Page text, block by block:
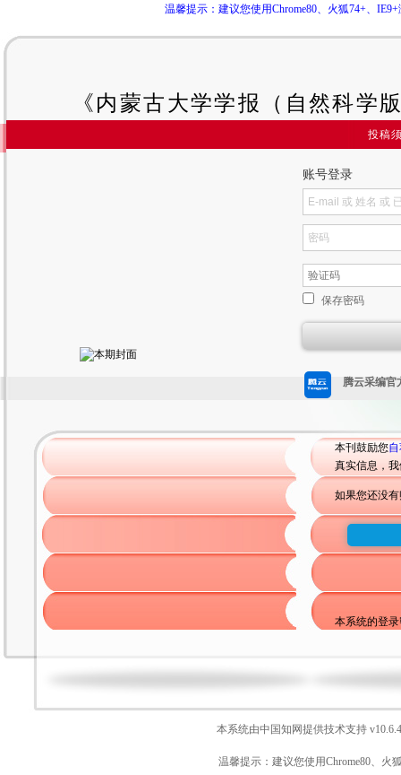
温馨提示：建议您使用Chrome80、火狐74+、
《内蒙古大学学报（自然科学
投稿
账号登录
保存密码
腾云采编官
本刊鼓励您
真实信息，
如果您还没
本系统的登
本系统由中国知网提供技术支持
温馨提示：建议您使用Chrome80、火